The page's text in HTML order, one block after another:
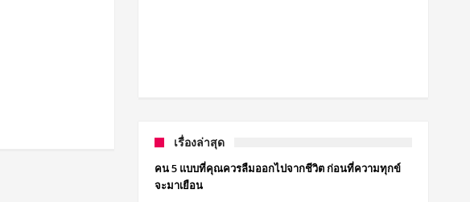
เรื่องล่าสุด
คน 5 แบบที่คุณควรลืมออกไปจากชีวิต ก่อนที่ความทุกข์
จะมาเยือน